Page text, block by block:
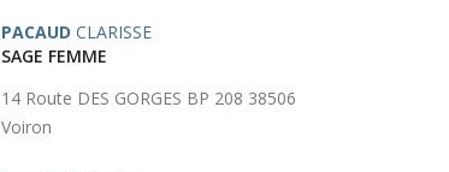
PACAUD CLARISSE
SAGE FEMME
14 Route DES GORGES BP 208 38506
Voiron